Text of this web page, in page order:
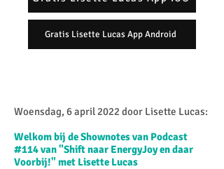
Gratis Lisette Lucas App Android
Woensdag, 6 april 2022 door Lisette Lucas:​
Welkom bij de Shownotes van Podcast
#114 van "Shift naar EnergyJoy en daar
Voorbij!" met Lisette Lucas